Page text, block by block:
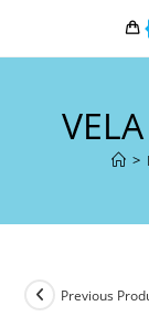
>
Previous